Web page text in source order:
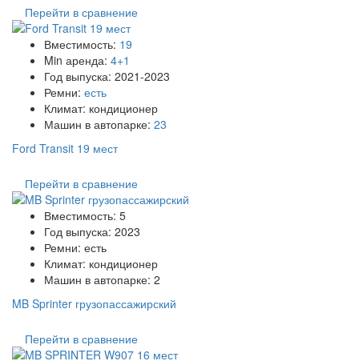
Перейти в сравнение
Вместимость: 19
Min аренда: 4+1
Год выпуска: 2021-2023
Ремни: есть
Климат: кондиционер
Машин в автопарке: 23
Ford Transit 19 мест
Перейти в сравнение
Вместимость: 5
Год выпуска: 2023
Ремни: есть
Климат: кондиционер
Машин в автопарке: 2
MB Sprinter грузопассажирский
Перейти в сравнение